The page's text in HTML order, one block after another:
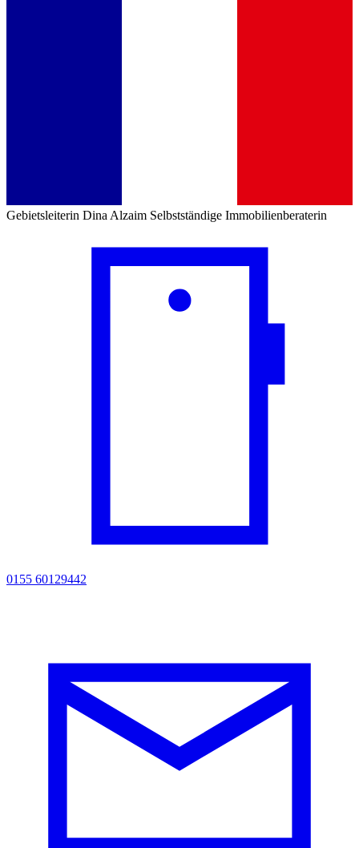
Gebietsleiterin Dina Alzaim Selbstständige Immobilienberaterin
0155 60129442